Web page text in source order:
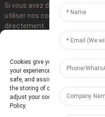
Si vous avez des questions
utiliser nos coordonnées, nous
directement.
Manage
Cookies give you a personalized
your experience using our website,
safe, and assist in our marketing
the storing of cookies on your
adjust your cookie preferences. For
Policy.